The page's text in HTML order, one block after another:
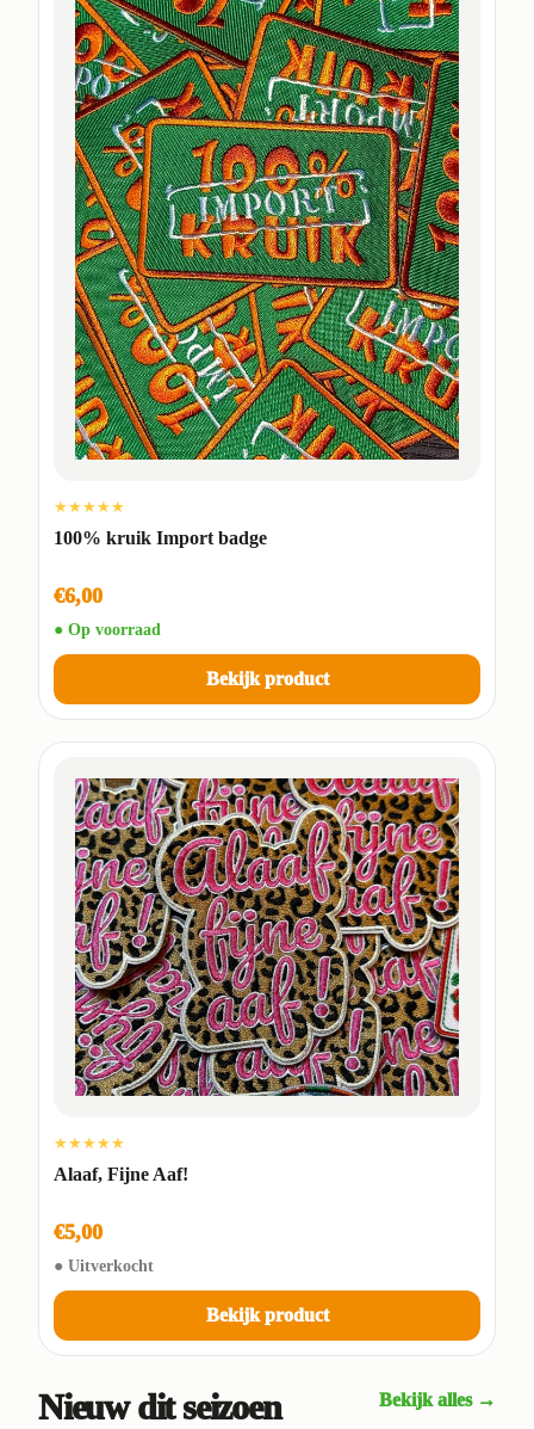
★★★★★
100% kruik Import badge
€6,00
● Op voorraad
Bekijk product
★★★★★
Alaaf, Fijne Aaf!
€5,00
● Uitverkocht
Bekijk product
Nieuw dit seizoen Bekijk alles →